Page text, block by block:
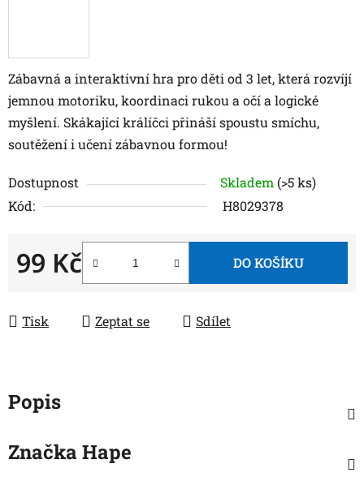
Zábavná a interaktivní hra pro děti od 3 let, která rozvíjí
jemnou motoriku, koordinaci rukou a očí a logické
myšlení. Skákající králíčci přináší spoustu smíchu,
soutěžení i učení zábavnou formou!
Dostupnost Skladem (>5 ks)
Kód:
H8029378
99 Kč
Měrná cena:
DO KOŠÍKU
Tisk Zeptat se Sdílet
Popis
Značka Hape